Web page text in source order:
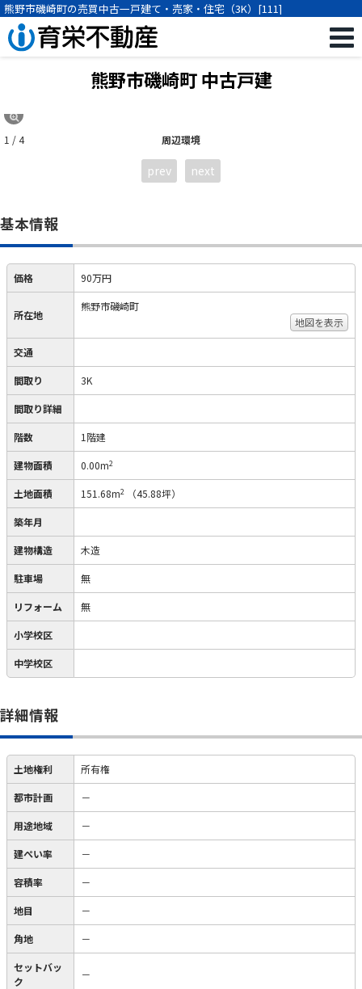
熊野市磯崎町の売買中古一戸建て・売家・住宅（3K）[111]
熊野市磯崎町 中古戸建
周辺環境
1 / 4
prev next
基本情報
価格 90万円
所在地
熊野市磯崎町
地図を表示
交通
間取り 3K
間取り詳細
階数 1階建
建物面積 0.00m2
土地面積 151.68m2 （45.88坪）
築年月
建物構造 木造
駐車場 無
リフォーム 無
小学校区
中学校区
詳細情報
土地権利 所有権
都市計画 －
用途地域 －
建ぺい率 －
容積率 －
地目 －
角地 －
セットバッ
ク
－